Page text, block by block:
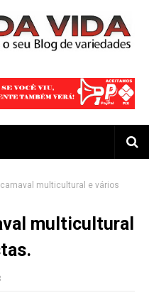
multicultural e vários
multicultural